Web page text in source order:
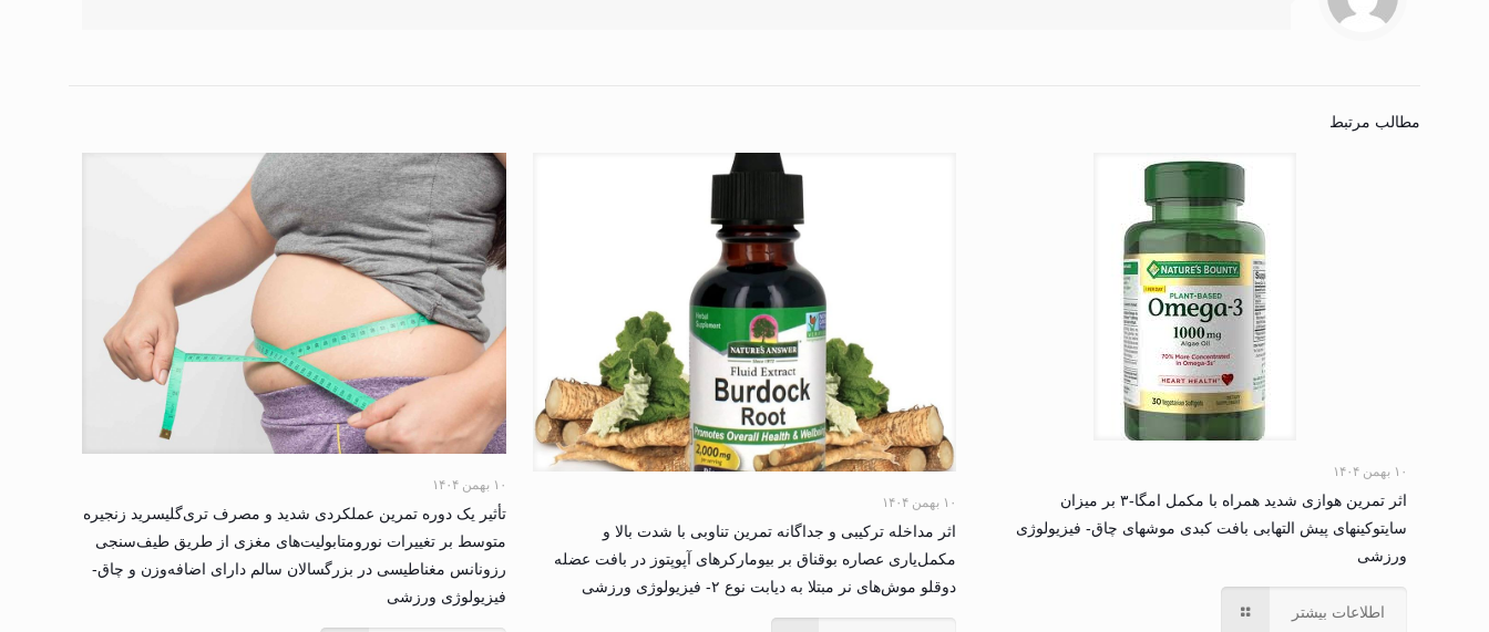
مطالب مرتبط
۱۰ بهمن ۱۴۰۴
اثر تمرین هوازی شدید همراه با مکمل امگا-۳ بر میزان
سایتوکینهای پیش التهابی بافت کبدی موشهای چاق- فیزیولوژی
ورزشی
اطلاعات بیشتر
۱۰ بهمن ۱۴۰۴
اثر مداخله ترکیبی و جداگانه تمرین تناوبی با شدت بالا و
مکمل‌یاری عصاره بوقناق بر بیومارکرهای آپوپتوز در بافت عضله
دوقلو موش‌های نر مبتلا به دیابت نوع ۲- فیزیولوژی ورزشی
۱۰ بهمن ۱۴۰۴
تأثیر یک دوره تمرین عملکردی شدید و مصرف تری‌گلیسرید زنجیره
متوسط بر تغییرات نورومتابولیت‌های مغزی از طریق طیف‌سنجی
رزونانس مغناطیسی در بزرگسالان سالم دارای اضافه‌وزن و چاق-
فیزیولوژی ورزشی